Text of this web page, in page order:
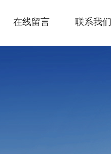
在线留言 联系我们